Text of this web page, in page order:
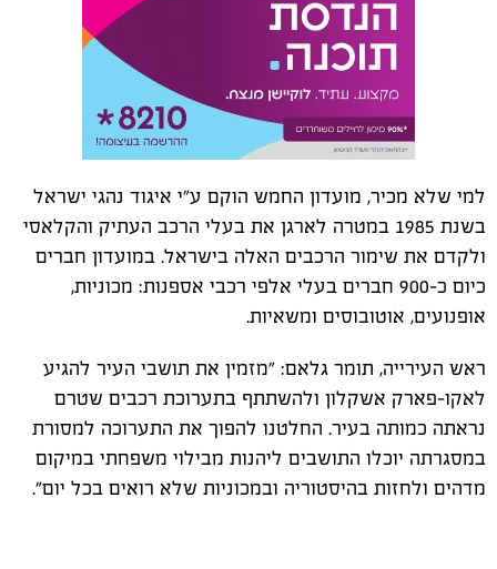
למי שלא מכיר, מועדון החמש הוקם ע"י איגוד נהגי ישראל
בשנת 1985 במטרה לארגן את בעלי הרכב העתיק והקלאסי
ולקדם את שימור הרכבים האלה בישראל. במועדון חברים
כיום כ-900 חברים בעלי אלפי רכבי אספנות: מכוניות,
אופנועים, אוטובוסים ומשאיות.
ראש העירייה, תומר גלאם: "מזמין את תושבי העיר להגיע
לאקו-פארק אשקלון ולהשתתף בתערוכת רכבים שטרם
נראתה כמותה בעיר. החלטנו להפוך את התערוכה למסורת
במסגרתה יוכלו התושבים ליהנות מבילוי משפחתי במיקום
מדהים ולחזות בהיסטוריה ובמכוניות שלא רואים בכל יום".